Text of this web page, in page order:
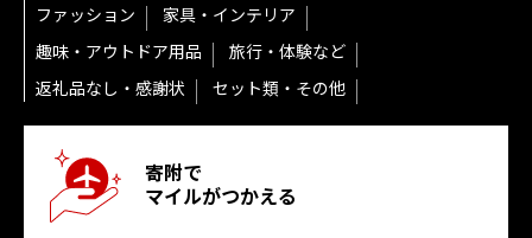
ファッション
家具・インテリア
趣味・アウトドア用品
旅行・体験など
返礼品なし・感謝状
セット類・その他
寄附で
マイルがつかえる